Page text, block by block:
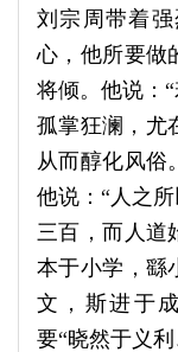
刘宗周带着
心，他所要做
将倾。他说：
孤掌狂澜，尤
从而醇化风俗
他说：“人之
三百，而人道
本于小学，繇
文，斯进于
要“晓然于义